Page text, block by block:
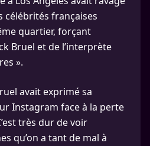
célébrités françaises
quartier, forçant
Bruel et de l’interprète
».
avait exprimé sa
Instagram face à la perte
très dur de voir
qu’on a tant de mal à